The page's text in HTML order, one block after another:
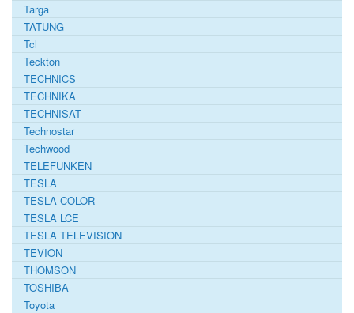
Targa
TATUNG
Tcl
Teckton
TECHNICS
TECHNIKA
TECHNISAT
Technostar
Techwood
TELEFUNKEN
TESLA
TESLA COLOR
TESLA LCE
TESLA TELEVISION
TEVION
THOMSON
TOSHIBA
Toyota